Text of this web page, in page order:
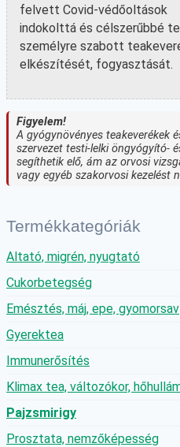
felvett Covid-védőoltások
indokolttá és célszerűbbé
személyre szabott
elkészítését, fogyasztását.
Figyelem!
A gyógynövényes teakeverékek
szervezet testi-lelki öngyógyító-
segíthetik elő, ám az orvosi
vagy egyéb szakorvosi kezelést
Termékkategóriák
Altató, migrén, nyugtató
Cukorbetegség
Emésztés, máj, epe, gyomorsav
Gyerektea
Immunerősítés
Klimax tea, változókor,
Pajzsmirigy
Prosztata, nemzőképesség